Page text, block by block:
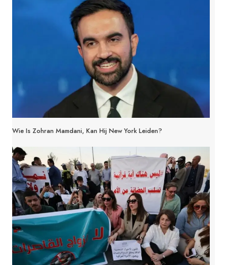
Wie Is Zohran Mamdani, Kan Hij New York Leiden?